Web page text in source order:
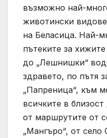
възможно най-
животински
на Беласица. Най-
пътеките за хижите
до „Лешнишки“
здравето, по пътя
„Папреница“, към
всичките в
от маршрутите от
„Мангъро“, от